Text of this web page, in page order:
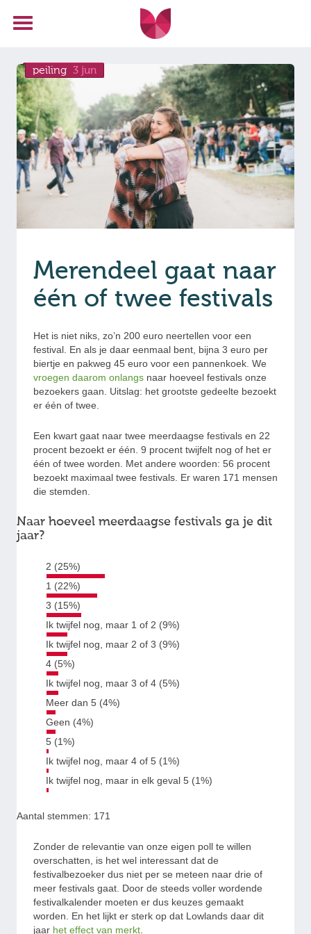
peiling 3 jun
Merendeel gaat naar
één of twee festivals
Het is niet niks, zo’n 200 euro neertellen voor een
festival. En als je daar eenmaal bent, bijna 3 euro per
biertje en pakweg 45 euro voor een pannenkoek. We
vroegen daarom onlangs naar hoeveel festivals onze
bezoekers gaan. Uitslag: het grootste gedeelte bezoekt
er één of twee.
Een kwart gaat naar twee meerdaagse festivals en 22
procent bezoekt er één. 9 procent twijfelt nog of het er
één of twee worden. Met andere woorden: 56 procent
bezoekt maximaal twee festivals. Er waren 171 mensen
die stemden.
Naar hoeveel meerdaagse festivals ga je dit
jaar?
2 (25%)
1 (22%)
3 (15%)
Ik twijfel nog, maar 1 of 2 (9%)
Ik twijfel nog, maar 2 of 3 (9%)
4 (5%)
Ik twijfel nog, maar 3 of 4 (5%)
Meer dan 5 (4%)
Geen (4%)
5 (1%)
Ik twijfel nog, maar 4 of 5 (1%)
Ik twijfel nog, maar in elk geval 5 (1%)
Aantal stemmen: 171
Zonder de relevantie van onze eigen poll te willen
overschatten, is het wel interessant dat de
festivalbezoeker dus niet per se meteen naar drie of
meer festivals gaat. Door de steeds voller wordende
festivalkalender moeten er dus keuzes gemaakt
worden. En het lijkt er sterk op dat Lowlands daar dit
jaar het effect van merkt